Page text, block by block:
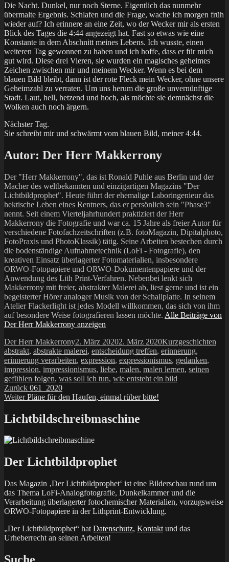
Die Nacht. Dunkel, nur noch Sterne. Eigentlich das nunmehr
übermalte Ergebnis. Schlafen und die Frage, wache ich morgen früh
wieder auf? Ich erinnere an eine Zeit, wo der Wecker mir als ersten
Blick des Tages die 4:44 angezeigt hat. Fast so etwas wie eine
Konstante in dem Abschnitt meines Lebens. Ich wusste, einen
weiteren Tag gewonnen zu haben und ich hoffe, dass er für mich
gut wird. Diese drei Vieren, sie wurden ein magisches geheimes
Zeichen zwischen mir und meinem Wecker. Wenn es bei dem
blauen Bild bleibt, dann ist der rote Fleck mein Wecker, ohne unsere
Geheimzahl zu verraten. Um uns herum die große unvernünftige
Stadt. Laut, hell, hetzend und hoch, als möchte sie demnächst die
Wolken auch noch ärgern.
Nächster Tag.
Sie schreibt mir und schwärmt vom blauen Bild, meiner 4:44.
Autor: Der Herr Makkerrony
Der "Herr Makkerrony", das ist Ronald Puhle aus Berlin und der
Macher des weltbekannten und einzigartigen Magazins "Der
Lichtbildprophet". Heute führt der ehemalige Laboringenieur das
hektische Leben eines Rentners, das er persönlich sein "Phase3"
nennt. Seit einem Vierteljahrhundert praktiziert der Herr
Makkerrony die Fotografie und war ca. 15 Jahre als freier Autor für
verschiedene Fotofachzeitschriften (z.B. fotoMagazin, Dipitalphoto,
FotoPraxis und PhotoKlassik) tätig. Seine Arbeiten bestechen durch
die bodenständige Aufnahmetechnik (LoFi - Fotografie), den
kreativen Einsatz überlagerter Fotomaterialien, insbesondere
ORWO-Fotopapiere und ORWO-Dokumentenpapiere und der
Anwendung des Lith Print-Verfahren. Nebenbei lenkt sich
Makkerrony mit freier, abstrakter Malerei ab, liest gerne und ist ein
begeisterter Hörer analoger Musik von der Schallplatte. In seinem
Atelier Flackerlight ist jedes Modell willkommen, das sich von ihm
auf besondere Weise fotografieren lassen möchte. Alle Beiträge von
Der Herr Makkerrony anzeigen
Autor
Der Herr MakkerronyVeröffentlicht
am
2. März 20202. März 2020Kategorien
Kurzgeschichten
abstrakt, abstrakte malerei, entscheidung treffen, erinnerung,
erinnerung verarbeiten, expression, expressionismus, gedanken,
impression, impressionismus, liebe, malen, malen lernen, seinen
gefühlen folgen, was soll ich tun, wie entsteht ein bild
Beitragsnavigation
Zurück Vorheriger
Beitrag:
061_2020
Weiter Nächster
Pläne für den Haufen, einmal rüber bitte!
Lichtbildschreibmaschine
Der Lichtbildprophet
Das Magazin ‚Der Lichtbildprophet‘ ist eine Bilderschau rund um
das Thema LoFi-Analogfotografie, Dunkelkammer und die
Verarbeitung überlagerter fotochemischer Materialien, vorzugsweise
ORWO-Fotopapiere in der Lithprint-Entwicklung.
„Der Lichtbildprophet“ hat Datenschutz, Kontakt und das
Urheberrecht an seinen Arbeiten!